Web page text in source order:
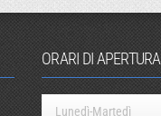
ORARI DI APERTURA
Lunedì-Martedì